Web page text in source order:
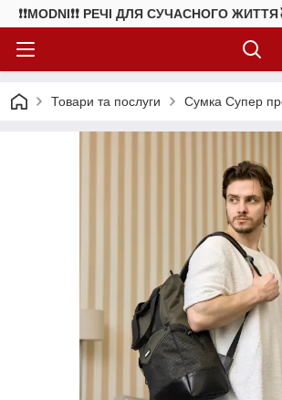
❗❗MODNI❗❗ РЕЧІ ДЛЯ СУЧАСНОГО
Товари та послуги Сумка Супер